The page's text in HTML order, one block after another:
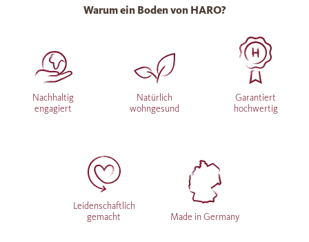
Warum ein Boden von HARO?
Nachhaltig
engagiert
Natürlich
wohngesund
Garantiert
hochwertig
Leidenschaftlich
gemacht
Made in Germany